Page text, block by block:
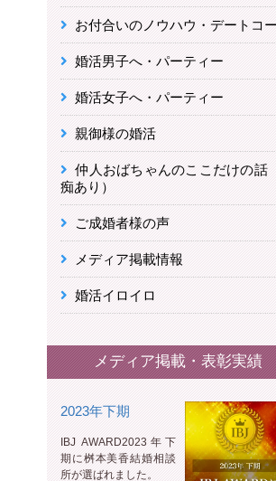
お付合いのノウハウ・デートコ
婚活男子へ・パーティー
婚活女子へ・パーティー
親御様の婚活
仲人おばちゃんのここだけの話
痴あり）
ご成婚者様の声
メディア掲載情報
婚活イロイロ
メディア掲載・表彰実績
2023年下期
IBJ AWARD2023年下
期に桝本美香結婚相談
所が選ばれました。